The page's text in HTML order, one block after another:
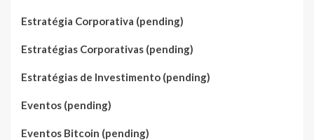
Estratégia Corporativa (pending)
Estratégias Corporativas (pending)
Estratégias de Investimento (pending)
Eventos (pending)
Eventos Bitcoin (pending)